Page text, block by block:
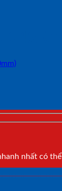
nhất có thể